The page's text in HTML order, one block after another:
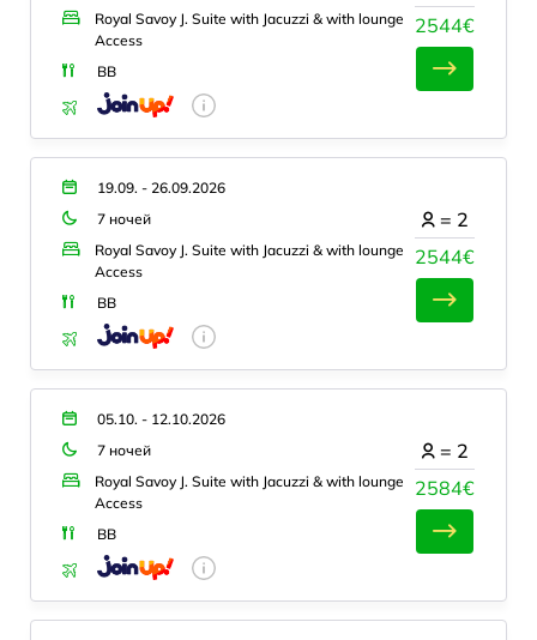
Royal Savoy J. Suite with Jacuzzi & with lounge
Access
BB
2544€
19.09. - 26.09.2026
7 ночей
Royal Savoy J. Suite with Jacuzzi & with lounge
Access
BB
2544€
= 2
05.10. - 12.10.2026
7 ночей
Royal Savoy J. Suite with Jacuzzi & with lounge
Access
BB
2584€
= 2